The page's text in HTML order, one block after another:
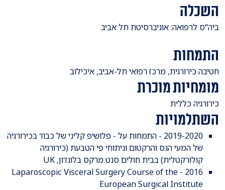
השכלה
​ביה"ס לרפואה: אוניברסיטת תל אביב
התמחות
​חטיבה כירורגית, מרכז רפואי תל-אביב, איכילוב
מומחיות מוכרת
​כירורגיה כללית
השתלמויות
2019-2020 - התמחות על - פלושיפ קליני של כבוד בכירורגיה
של המעי הגס והרקטום וניתוחי פי הטבעת (כירורגיה
קולורקטלית) בבית חולים סנט מרקס בלונדון, UK
2016 - Laparoscopic Visceral Surgery Course of the
European Surgical Institute